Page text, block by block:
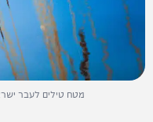
מטח טילים לעבר